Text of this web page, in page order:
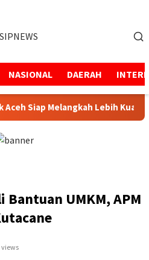
NASIONAL DAERAH
Siap Melangkah Lebih Kuat
UMKM, APM
views